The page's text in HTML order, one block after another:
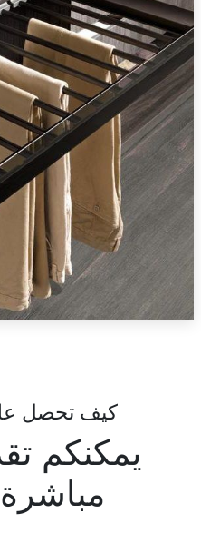
كيف تحصل
يمكنكم